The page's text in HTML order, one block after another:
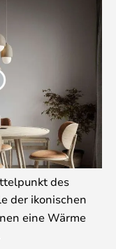
des
der ikonischen
eine Wärme